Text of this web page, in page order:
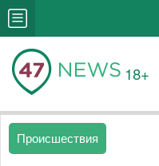
18+
Происшествия